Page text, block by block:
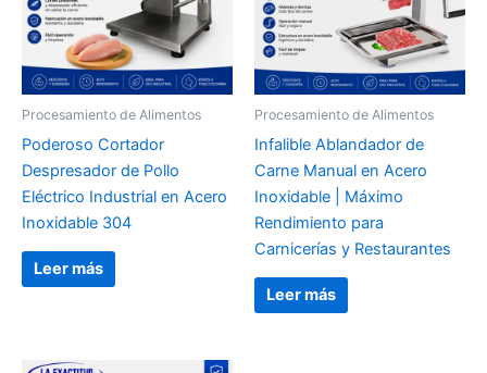
Procesamiento de Alimentos
Poderoso Cortador
Despresador de Pollo
Eléctrico Industrial en Acero
Inoxidable 304
Leer más
Procesamiento de Alimentos
Infalible Ablandador de
Carne Manual en Acero
Inoxidable | Máximo
Rendimiento para
Carnicerías y Restaurantes
Leer más